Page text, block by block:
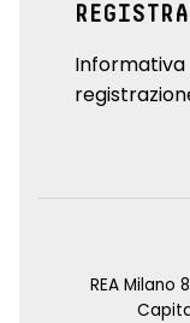
Informativa
REA Milano